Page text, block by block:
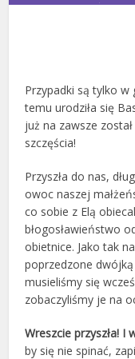
Przypadki są tylko
temu urodziła się
już na zawsze
szczęścia!
Przyszła do nas,
owoc naszej
co sobie z Elą
błogosławieństwo
obietnice. Jako tak
poprzedzone
musieliśmy się
zobaczyliśmy je na
Wreszcie przyszła! I
by się nie spinać,